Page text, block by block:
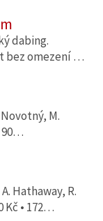
dabing.
bez omezení …
M.
90…
Hathaway, R.
Kč • 172…